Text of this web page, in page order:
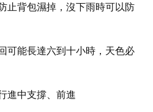
止背包濕掉，沒下雨時可以防
可能長達六到十小時，天色必
進中支撐、前進